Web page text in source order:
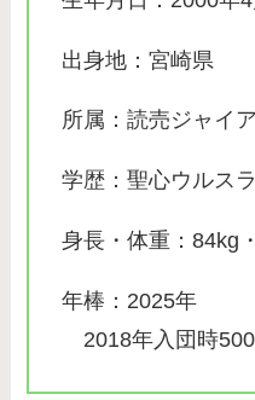
出身地：宮崎県
所属：読売ジャイ
学歴：聖心ウルス
身長・体重：84kg
年棒：2025年
2018年入団時